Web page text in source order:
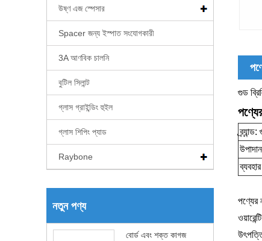
উষ্ণ এজ স্পেসার
Spacer জন্য ইস্পাত সংযোগকারী
3A আণবিক চালনি
বুটিল সিলান্ট
গ্লাস গ্রাইন্ডিং হুইল
গ্লাস শিপিং প্যাড
Raybone
নতুন পণ্য
বোর্ড এবং শক্ত কাগজ
গুড
ব্র্যান্ড:
পণ্যের